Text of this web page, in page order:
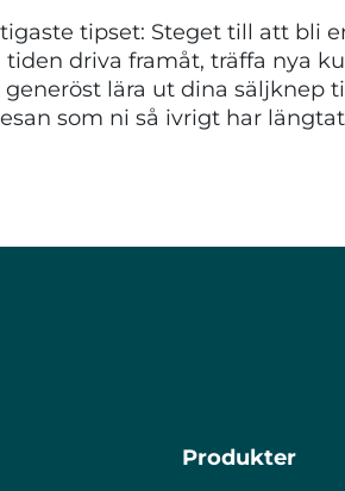
tipset: Steget till att bli
driva framåt, träffa nya
lära ut dina säljknep
som ni så ivrigt har
Produkter